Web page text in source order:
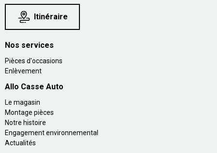
Itinéraire
Nos services
Pièces d'occasions
Enlèvement
Allo Casse Auto
Le magasin
Montage pièces
Notre histoire
Engagement environnemental
Actualités